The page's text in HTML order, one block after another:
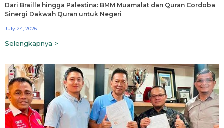
Dari Braille hingga Palestina: BMM Muamalat dan Quran Cordoba
Sinergi Dakwah Quran untuk Negeri
July 24, 2026
Selengkapnya >